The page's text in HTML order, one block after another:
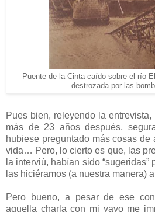
Puente de la Cinta caído sobre el río
destrozada por las
Pues bien, releyendo la
más de 23 años después,
hubiese preguntado más cosas de
vida… Pero, lo cierto es que, las
la interviú, habían sido
las hiciéramos (a nuestra manera)
Pero bueno, a pesar de ese
aquella charla con mi yayo me